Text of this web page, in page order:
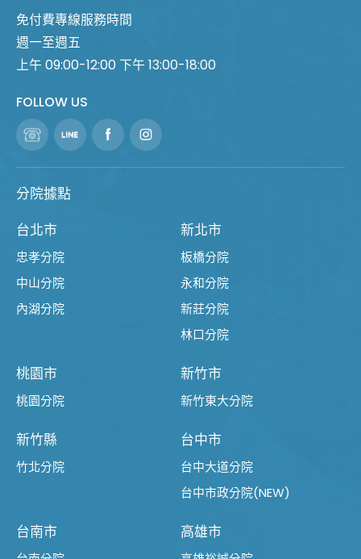
免付費專線服務時間
週一至週五
上午 09:00-12:00 下午 13:00-18:00
FOLLOW US
分院據點
台北市
忠孝分院
中山分院
內湖分院
新北市
板橋分院
永和分院
新莊分院
林口分院
桃園市
桃園分院
新竹市
新竹東大分院
新竹縣
竹北分院
台中市
台中大道分院
台中市政分院(NEW)
台南市 高雄市